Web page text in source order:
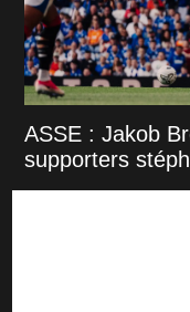
ASSE : Jakob
supporters